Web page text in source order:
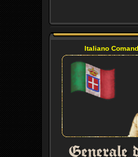
Italiano